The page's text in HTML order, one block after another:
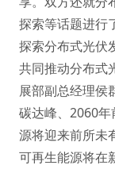
探索等话题进行
探索分布式光伏
共同推动分布式
展部副总经理侯
碳达峰、2060
源将迎来前所未
可再生能源将在